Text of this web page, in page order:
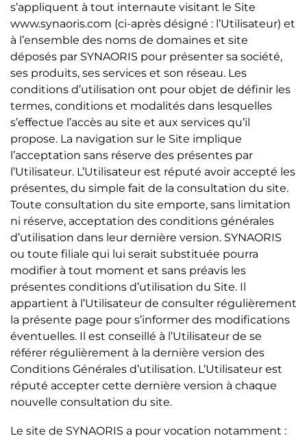
s’appliquent à tout internaute visitant le Site
www.synaoris.com (ci-après désigné : l’Utilisateur) et
à l’ensemble des noms de domaines et site
déposés par SYNAORIS pour présenter sa société,
ses produits, ses services et son réseau. Les
conditions d’utilisation ont pour objet de définir les
termes, conditions et modalités dans lesquelles
s’effectue l’accès au site et aux services qu’il
propose. La navigation sur le Site implique
l’acceptation sans réserve des présentes par
l’Utilisateur. L’Utilisateur est réputé avoir accepté les
présentes, du simple fait de la consultation du site.
Toute consultation du site emporte, sans limitation
ni réserve, acceptation des conditions générales
d’utilisation dans leur dernière version. SYNAORIS
ou toute filiale qui lui serait substituée pourra
modifier à tout moment et sans préavis les
présentes conditions d’utilisation du Site. Il
appartient à l’Utilisateur de consulter régulièrement
la présente page pour s’informer des modifications
éventuelles. Il est conseillé à l’Utilisateur de se
référer régulièrement à la dernière version des
Conditions Générales d’utilisation. L’Utilisateur est
réputé accepter cette dernière version à chaque
nouvelle consultation du site.
Le site de SYNAORIS a pour vocation notamment :